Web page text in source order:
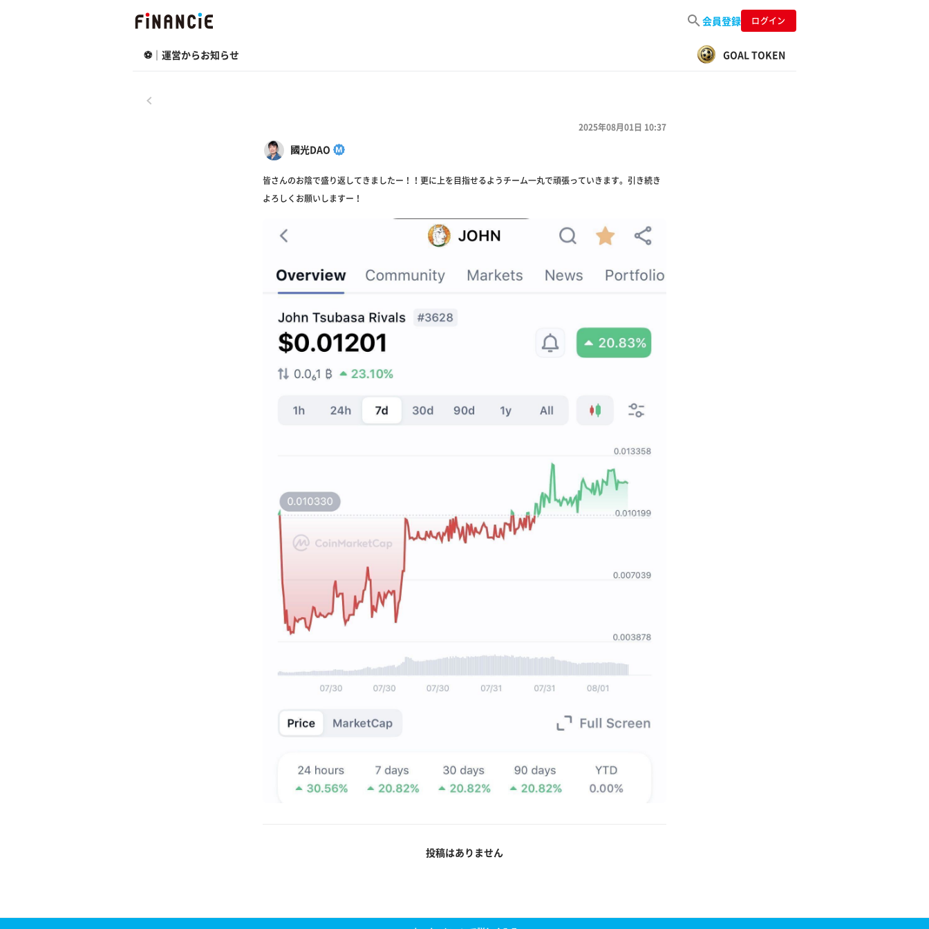
会員登録 ログイン
⚽️｜運営からお知らせ GOAL TOKEN
國光DAO
2025年08月01日 10:37
皆さんのお陰で盛り返してきましたー！！更に上を目指せるようチーム一丸で頑張っていきます。引き続き
よろしくお願いしますー！
投稿はありません